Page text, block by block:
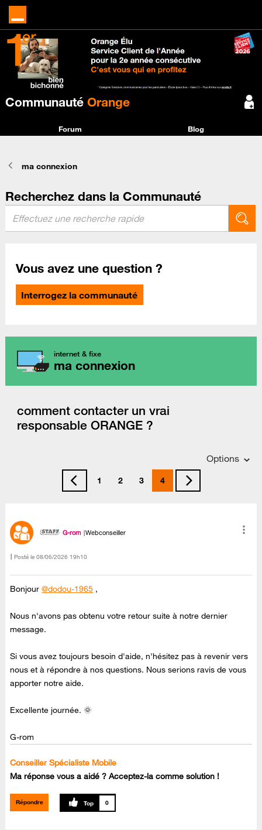
Communauté Orange
Forum Blog
ma connexion
Recherchez dans la Communauté
Vous avez une question ?
Interrogez la communauté
internet & fixe
ma connexion
comment contacter un vrai
responsable ORANGE ?
Options
1 2 3 4
G-rom Webconseiller
Posté le ‎08/06/2026 19h10
Bonjour@dodou-1965 ,
Nous n'avons pas obtenu votre retour suite à notre dernier
message.
Si vous avez toujours besoin d'aide, n'hésitez pas à revenir vers
nous et à répondre à nos questions. Nous serions ravis de vous
apporter notre aide.
Excellente journée. 🌞
G-rom
Conseiller Spécialiste Mobile
Ma réponse vous a aidé ? Acceptez-la comme solution !
Répondre 0